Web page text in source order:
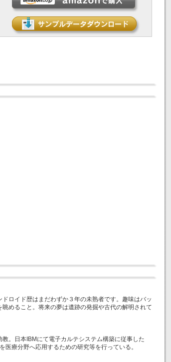
ロイド歴はまだわずか３年の未熟者です。趣味はバッ
めること。将来の夢は遺跡の発掘や古代の解明されて
。日本IBMにて電子カルテシステム構築に従事した
療分野へ応用するための研究等を行っている。